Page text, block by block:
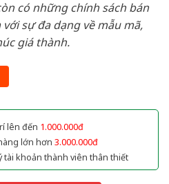
có những chính sách bán
sự đa dạng về mẫu mã,
giá thành.
lên đến 1.000.000đ
lớn hơn 3.000.000đ
tài khoản thành viên thân thiết